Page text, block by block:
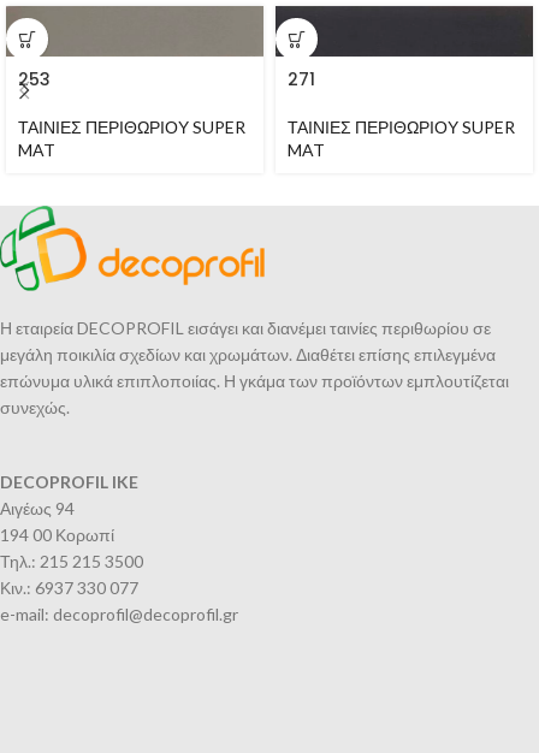
253
ΤΑΙΝΙΕΣ ΠΕΡΙΘΩΡΙΟΥ SUPER
MAT
271
ΤΑΙΝΙΕΣ ΠΕΡΙΘΩΡΙΟΥ SUPER
MAT
Η εταιρεία DECOPROFIL εισάγει και διανέμει ταινίες περιθωρίου σε
μεγάλη ποικιλία σχεδίων και χρωμάτων. Διαθέτει επίσης επιλεγμένα
επώνυμα υλικά επιπλοποιίας. Η γκάμα των προϊόντων εμπλουτίζεται
συνεχώς.
DECOPROFIL IKE
Αιγέως 94
194 00 Κορωπί
Τηλ.: 215 215 3500
Κιν.: 6937 330 077
e-mail: decoprofil@decoprofil.gr